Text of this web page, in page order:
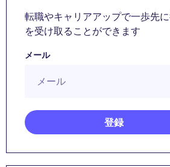
転職やキャリアアップで一歩先
を受け取ることができます
メール